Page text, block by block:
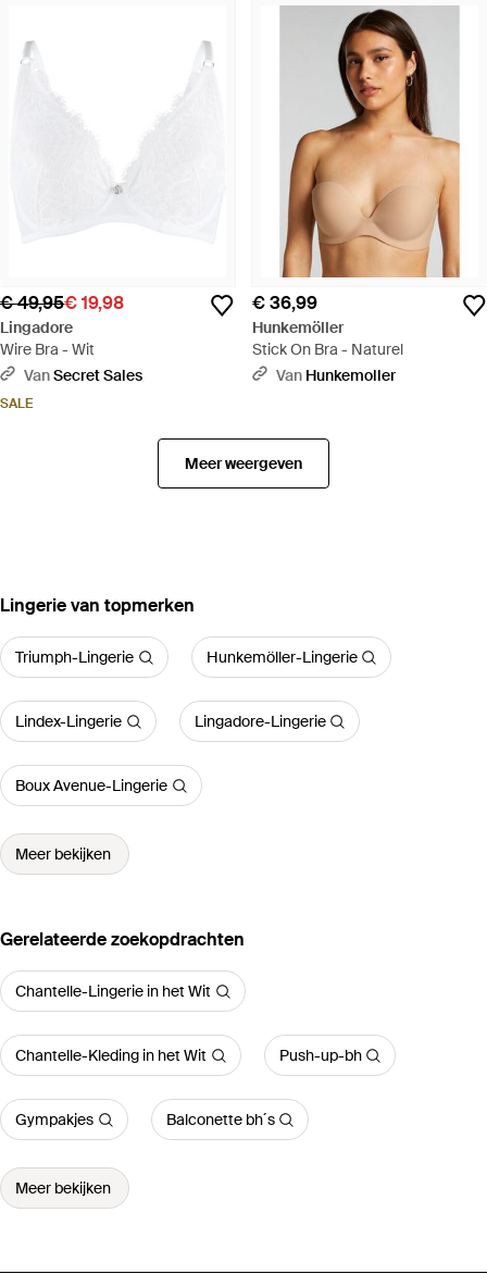
€ 49,95€ 19,98
Lingadore
Wire Bra - Wit
VanSecret Sales
SALE
€ 36,99
Hunkemöller
Stick On Bra - Naturel
Van Hunkemoller
Meer weergeven
‪Lingerie‬ van topmerken
Triumph-Lingerie Hunkemöller-Lingerie
Lindex-Lingerie Lingadore-Lingerie
Boux Avenue-Lingerie
Meer bekijken
Gerelateerde zoekopdrachten
Chantelle-Lingerie in het Wit
Chantelle-Kleding in het Wit Push-up-bh
Gympakjes Balconette bh´s
Meer bekijken